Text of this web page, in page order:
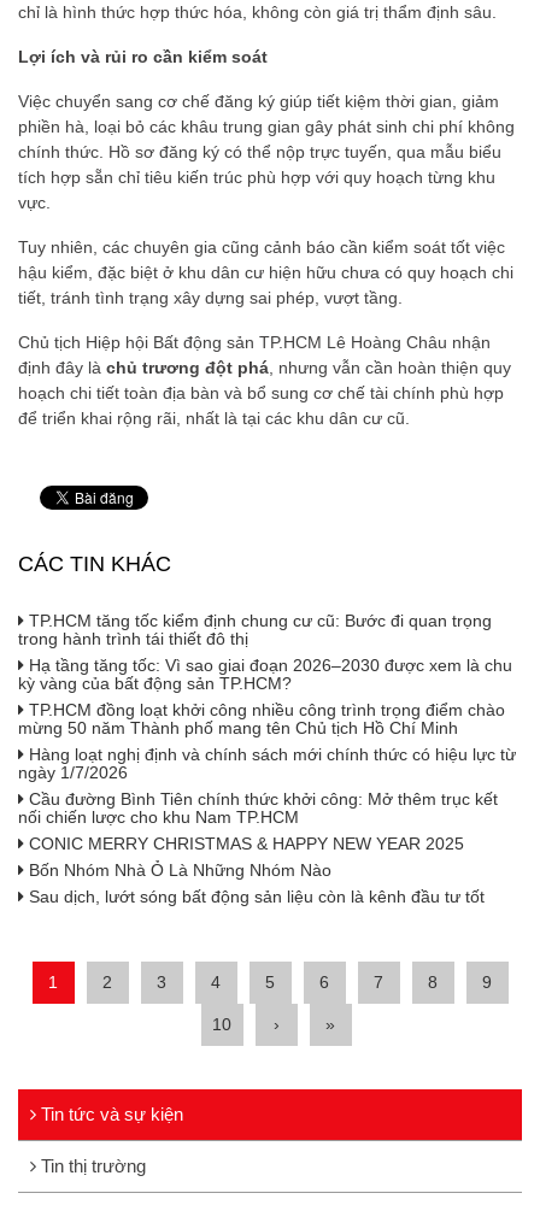
chỉ là hình thức hợp thức hóa, không còn giá trị thẩm định sâu.
Lợi ích và rủi ro cần kiểm soát
Việc chuyển sang cơ chế đăng ký giúp tiết kiệm thời gian, giảm
phiền hà, loại bỏ các khâu trung gian gây phát sinh chi phí không
chính thức. Hồ sơ đăng ký có thể nộp trực tuyến, qua mẫu biểu
tích hợp sẵn chỉ tiêu kiến trúc phù hợp với quy hoạch từng khu
vực.
Tuy nhiên, các chuyên gia cũng cảnh báo cần kiểm soát tốt việc
hậu kiểm, đặc biệt ở khu dân cư hiện hữu chưa có quy hoạch chi
tiết, tránh tình trạng xây dựng sai phép, vượt tầng.
Chủ tịch Hiệp hội Bất động sản TP.HCM Lê Hoàng Châu nhận
định đây là chủ trương đột phá , nhưng vẫn cần hoàn thiện quy
hoạch chi tiết toàn địa bàn và bổ sung cơ chế tài chính phù hợp
để triển khai rộng rãi, nhất là tại các khu dân cư cũ.
CÁC TIN KHÁC
TP.HCM tăng tốc kiểm định chung cư cũ: Bước đi quan trọng
trong hành trình tái thiết đô thị
Hạ tầng tăng tốc: Vì sao giai đoạn 2026–2030 được xem là chu
kỳ vàng của bất động sản TP.HCM?
TP.HCM đồng loạt khởi công nhiều công trình trọng điểm chào
mừng 50 năm Thành phố mang tên Chủ tịch Hồ Chí Minh
Hàng loạt nghị định và chính sách mới chính thức có hiệu lực từ
ngày 1/7/2026
Cầu đường Bình Tiên chính thức khởi công: Mở thêm trục kết
nối chiến lược cho khu Nam TP.HCM
CONIC MERRY CHRISTMAS & HAPPY NEW YEAR 2025
Bốn Nhóm Nhà Ỏ Là Những Nhóm Nào
Sau dịch, lướt sóng bất động sản liệu còn là kênh đầu tư tốt
1 2 3 4 5 6 7 8 9
10 › »
Tin tức và sự kiện
Tin thị trường